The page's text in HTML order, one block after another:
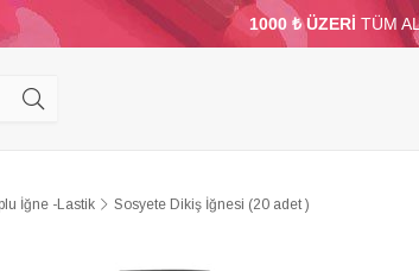
1000 ₺ ÜZERİ TÜM
TAKI MALZEMELERİ PARTİ VE SÜS
İğne -Lastik Sosyete Dikiş İğnesi (20 adet )